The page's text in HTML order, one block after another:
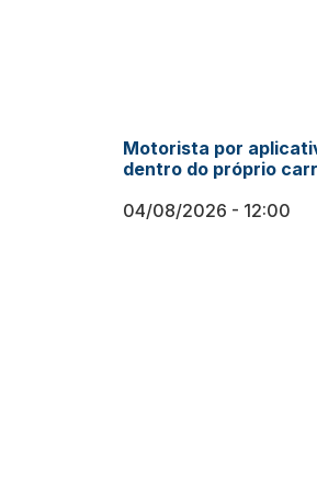
Motorista por
dentro do próprio
04/08/2026
12:00